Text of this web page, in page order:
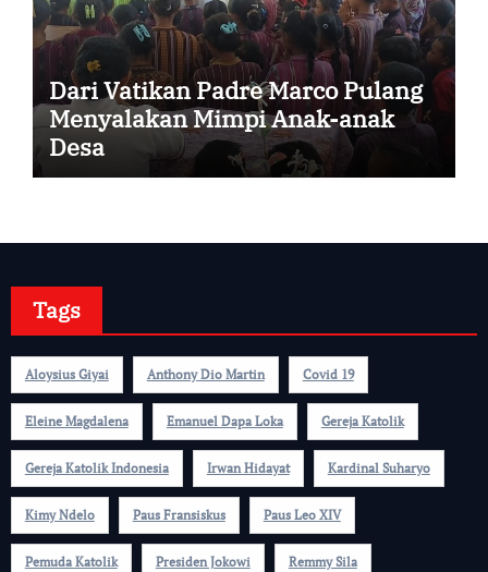
Dari Vatikan Padre Marco Pulang
Menyalakan Mimpi Anak-anak
Desa
Tags
Aloysius Giyai Anthony Dio Martin Covid 19
Eleine Magdalena Emanuel Dapa Loka Gereja Katolik
Gereja Katolik Indonesia Irwan Hidayat Kardinal Suharyo
Kimy Ndelo Paus Fransiskus Paus Leo XIV
Pemuda Katolik Presiden Jokowi Remmy Sila